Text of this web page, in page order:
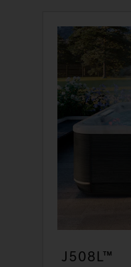
J508L™